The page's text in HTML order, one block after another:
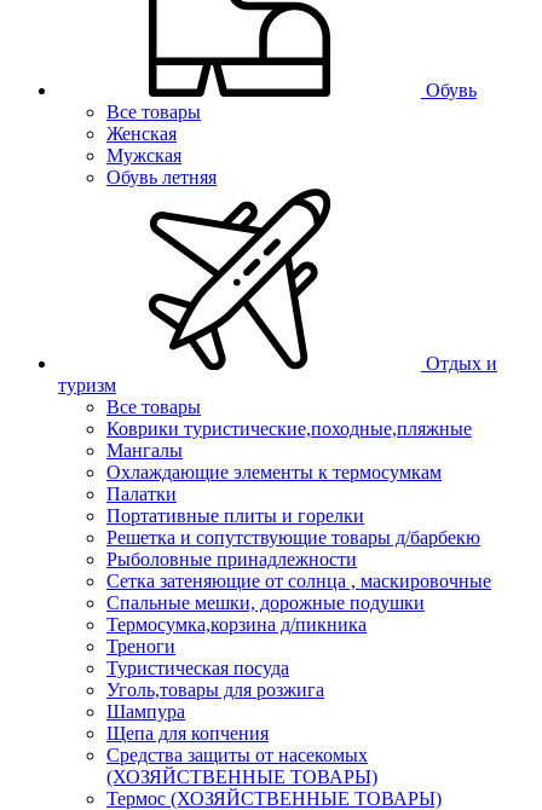
Обувь
Все товары
Женская
Мужская
Обувь летняя
Отдых и
туризм
Все товары
Коврики туристические,походные,пляжные
Мангалы
Охлаждающие элементы к термосумкам
Палатки
Портативные плиты и горелки
Решетка и сопутствующие товары д/барбекю
Рыболовные принадлежности
Сетка затеняющие от солнца , маскировочные
Спальные мешки, дорожные подушки
Термосумка,корзина д/пикника
Треноги
Туристическая посуда
Уголь,товары для розжига
Шампура
Щепа для копчения
Средства защиты от насекомых
(ХОЗЯЙСТВЕННЫЕ ТОВАРЫ)
Термос (ХОЗЯЙСТВЕННЫЕ ТОВАРЫ)